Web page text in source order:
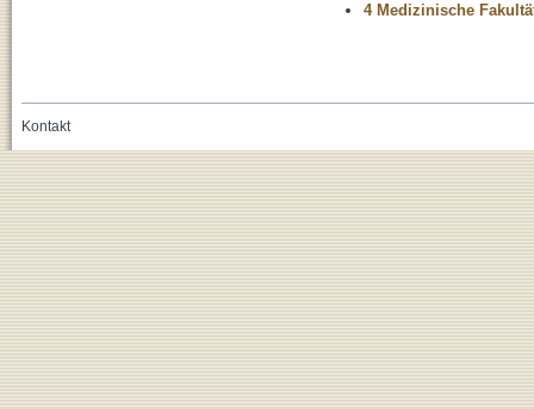
4 Medizinische
Kontakt